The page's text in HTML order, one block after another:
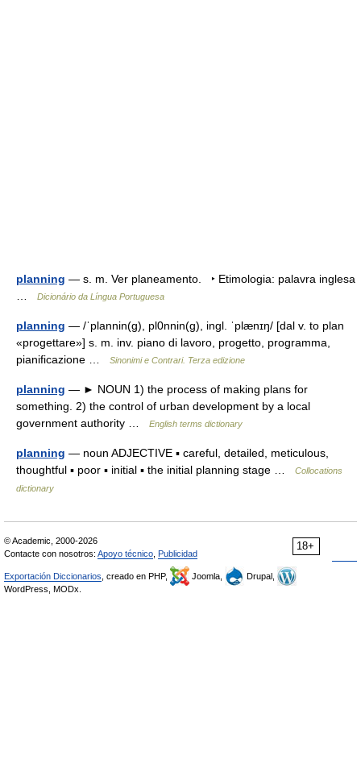
planning — s. m. Ver planeamento. ‣ Etimologia: palavra inglesa
Dicionário da Língua Portuguesa
planning — /ˈplannin(g), pl0nnin(g), ingl. ˈplænɪŋ/ [dal v. to plan
«progettare»] s. m. inv. piano di lavoro, progetto, programma,
pianificazione …
Sinonimi e Contrari. Terza edizione
planning — ► NOUN 1) the process of making plans for
something. 2) the control of urban development by a local
government authority …
English terms dictionary
planning — noun ADJECTIVE ▪ careful, detailed, meticulous,
thoughtful ▪ poor ▪ initial ▪ the initial planning stage …
Collocations
dictionary
18+
© Academic, 2000-2026
Contacte con nosotros: Apoyo técnico Publicidad
Exportación Diccionarios , creado en PHP, Joomla,
Drupal,
WordPress, MODx.